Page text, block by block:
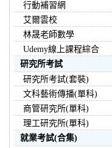
行動補習網
艾爾雲校
林晟老師數學
Udemy線上課程綜合
研究所考試
研究所考試(套裝)
文科藝術傳播(單科)
商管研究所(單科)
理工研究所(單科)
就業考試(合集)